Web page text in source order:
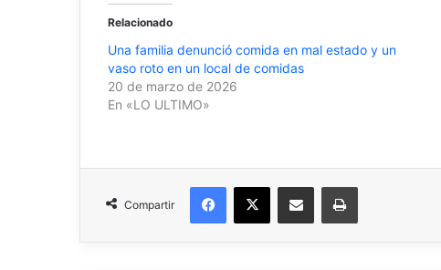
Relacionado
Una familia denunció comida en mal estado y un
vaso roto en un local de comidas
20 de marzo de 2026
En «LO ULTIMO»
Compartir
Facebook
X Compartir por correo electrónicoImprimir